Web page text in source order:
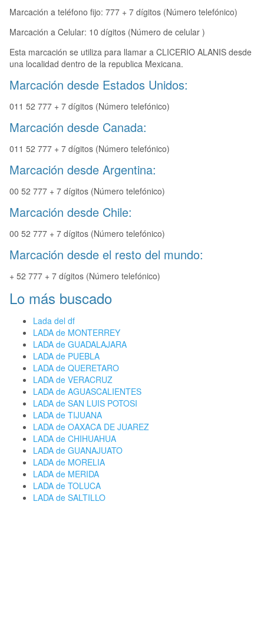
Marcación a teléfono fijo: 777 + 7 dígitos (Número telefónico)
Marcación a Celular: 10 dígitos (Número de celular )
Esta marcación se utiliza para llamar a CLICERIO ALANIS desde
una localidad dentro de la republica Mexicana.
Marcación desde Estados Unidos:
011 52 777 + 7 dígitos (Número telefónico)
Marcación desde Canada:
011 52 777 + 7 dígitos (Número telefónico)
Marcación desde Argentina:
00 52 777 + 7 dígitos (Número telefónico)
Marcación desde Chile:
00 52 777 + 7 dígitos (Número telefónico)
Marcación desde el resto del mundo:
+ 52 777 + 7 dígitos (Número telefónico)
Lo más buscado
Lada del df
LADA de MONTERREY
LADA de GUADALAJARA
LADA de PUEBLA
LADA de QUERETARO
LADA de VERACRUZ
LADA de AGUASCALIENTES
LADA de SAN LUIS POTOSI
LADA de TIJUANA
LADA de OAXACA DE JUAREZ
LADA de CHIHUAHUA
LADA de GUANAJUATO
LADA de MORELIA
LADA de MERIDA
LADA de TOLUCA
LADA de SALTILLO